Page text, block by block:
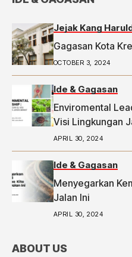
Jejak Kang Haru
Gagasan Kota
OCTOBER 3, 2024
Ide & Gagasan
Enviromental
Visi Lingkungan
APRIL 30, 2024
Ide & Gagasan
Menyegarkan
Jalan Ini
APRIL 30, 2024
ABOUT US